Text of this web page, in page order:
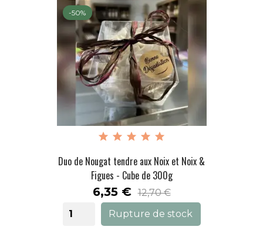
Duo de Nougat tendre aux Noix et Noix &
Figues - Cube de 300g
Prix
6,35 € 12,70 €
Rupture de stock
-50%